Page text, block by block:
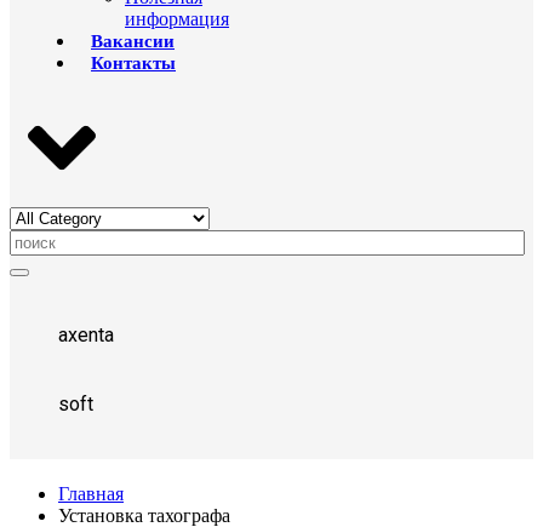
информация
Вакансии
Контакты
axenta
soft
Главная
Установка тахографа